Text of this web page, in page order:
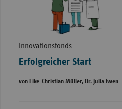
Innovationsfonds
Erfolgreicher Start
von Eike-Christian Müller, Dr. Julia Iwen